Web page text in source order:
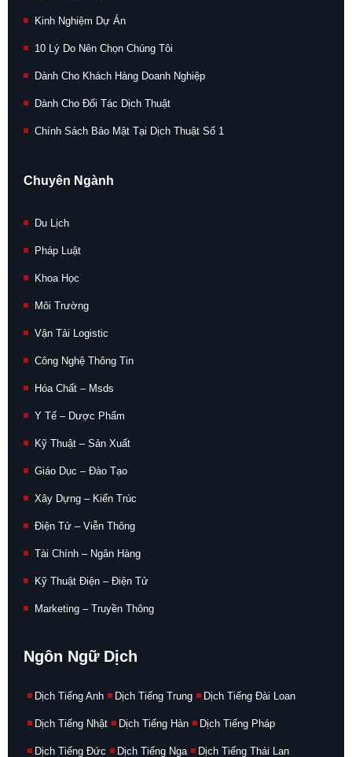
Kinh Nghiệm Dự Án
10 Lý Do Nên Chọn Chúng Tôi
Dành Cho Khách Hàng Doanh Nghiệp
Dành Cho Đối Tác Dịch Thuật
Chính Sách Bảo Mật Tại Dịch Thuật Số 1
Chuyên Ngành
Du Lịch
Pháp Luật
Khoa Học
Môi Trường
Vận Tải Logistic
Công Nghệ Thông Tin
Hóa Chất – Msds
Y Tế – Dược Phẩm
Kỹ Thuật – Sản Xuất
Giáo Dục – Đào Tạo
Xây Dựng – Kiến Trúc
Điện Tử – Viễn Thông
Tài Chính – Ngân Hàng
Kỹ Thuật Điện – Điện Tử
Marketing – Truyền Thông
Ngôn Ngữ Dịch
Dịch Tiếng Anh Dịch Tiếng Trung Dịch Tiếng Đài Loan
Dịch Tiếng Nhật Dịch Tiếng Hàn Dịch Tiếng Pháp
Dịch Tiếng Đức Dịch Tiếng Nga Dịch Tiếng Thái Lan